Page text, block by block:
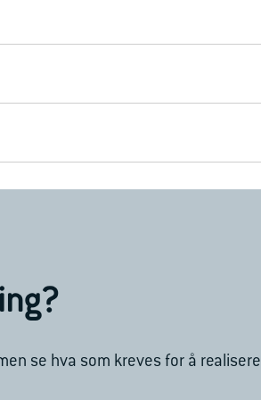
se hva som kreves for å realisere